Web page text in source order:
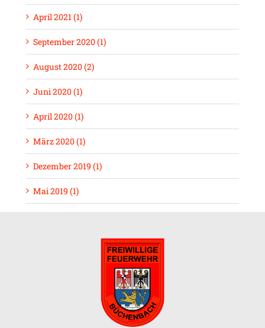
April 2021 (1)
September 2020 (1)
August 2020 (2)
Juni 2020 (1)
April 2020 (1)
März 2020 (1)
Dezember 2019 (1)
Mai 2019 (1)